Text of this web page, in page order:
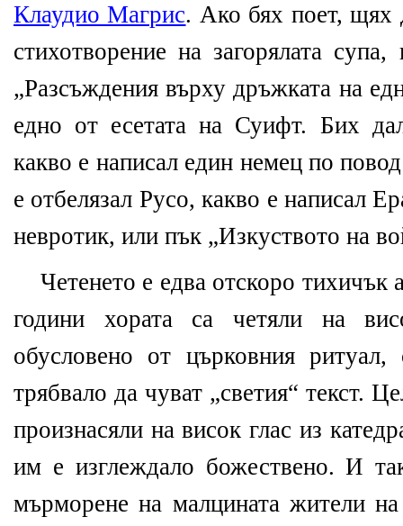
Клаудио Магрис. Ако бях поет, щях
стихотворение на загорялата
„Разсъждения върху дръжката на
едно от есетата на Суифт. Бих
какво е написал един немец по
е отбелязал Русо, какво е написал
невротик, или пък „Изкуството на
Четенето е едва отскоро тихичък
години хората са четяли на
обусловено от църковния
трябвало да чуват „светия“ текст.
произнасяли на висок глас из
им е изглеждало божествено. И
мърморене на малцината жители